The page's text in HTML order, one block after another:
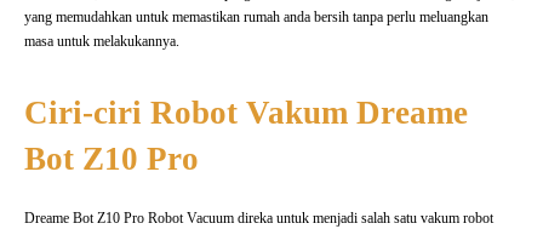
yang memudahkan untuk memastikan rumah anda bersih tanpa perlu meluangkan
masa untuk melakukannya.
Ciri-ciri Robot Vakum Dreame
Bot Z10 Pro
Dreame Bot Z10 Pro Robot Vacuum direka untuk menjadi salah satu vakum robot